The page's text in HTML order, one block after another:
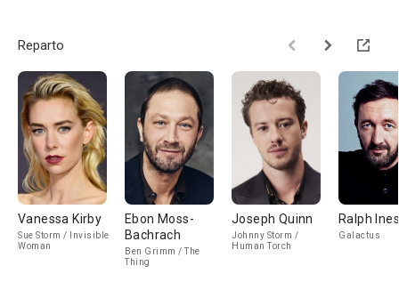
Reparto
Vanessa Kirby
Sue Storm / Invisible
Woman
Ebon Moss-
Bachrach
Ben Grimm / The
Thing
Joseph Quinn
Johnny Storm /
Human Torch
Ralph
Galactus